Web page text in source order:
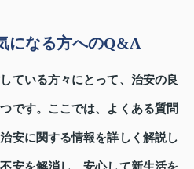
になる方へのQ&A
ている方々にとって、治安の良
です。ここでは、よくある質問
安に関する情報を詳しく解説し